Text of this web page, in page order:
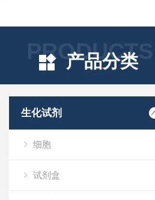
PRODUCTS
产品分类
生化试剂
细胞
试剂盒